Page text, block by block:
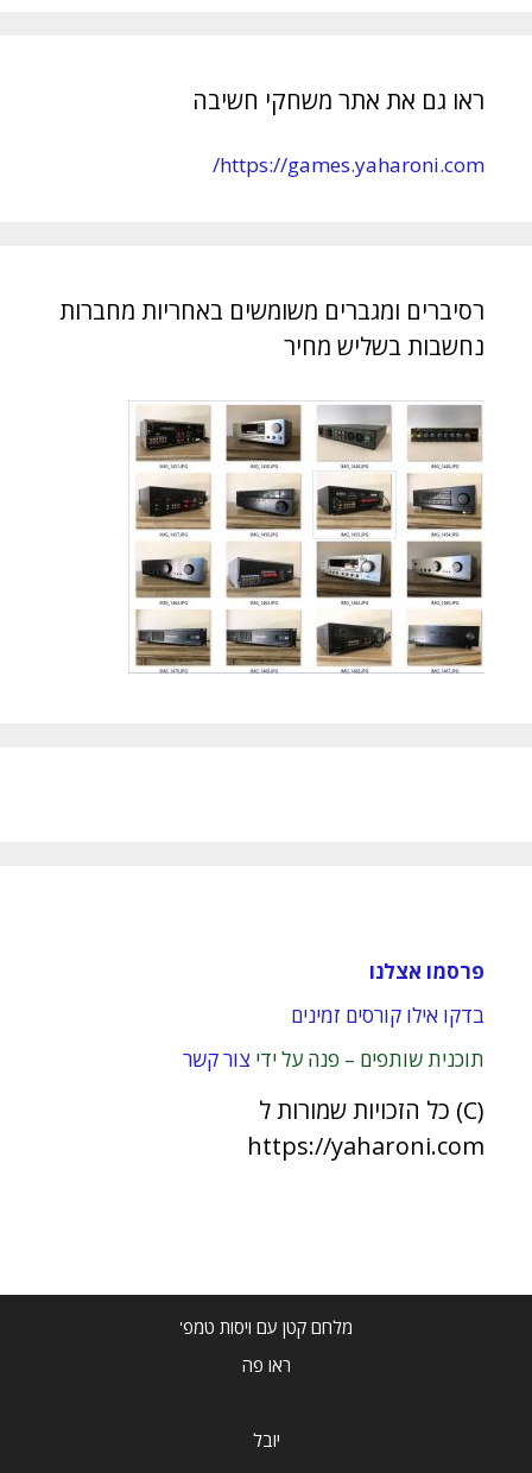
ראו גם את אתר משחקי חשיבה
https://games.yaharoni.com/
רסיברים ומגברים משומשים באחריות מחברות
נחשבות בשליש מחיר
פרסמו אצלנו
בדקו אילו קורסים זמינים
תוכנית שותפים – פנה על ידי צור קשר
(C) כל הזכויות שמורות ל
https://yaharoni.com
מלחם קטן עם ויסות טמפ'
ראו פה
יובל